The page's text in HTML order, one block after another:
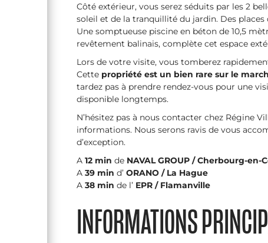
Côté extérieur, vous serez séduits par les 2
soleil et de la tranquillité du jardin. Des
Une somptueuse piscine en béton de 10,5
revêtement balinais, complète cet espace
Lors de votre visite, vous tomberez
Cette propriété est un bien rare sur le
tardez pas à prendre rendez-vous pour une
disponible longtemps.
N’hésitez pas à nous contacter chez Régine
informations. Nous serons ravis de vous
d’exception.
A 12 min de NAVAL GROUP / Cherbourg-en-
A 39 min d’ ORANO / La Hague
A 38 min de l’ EPR / Flamanville
INFORMATIONS